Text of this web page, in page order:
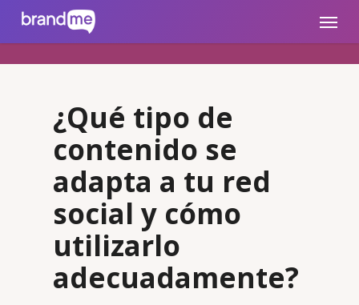
brandme.la Menu
¿Qué tipo de
contenido se
adapta a tu red
social y cómo
utilizarlo
adecuadamente?